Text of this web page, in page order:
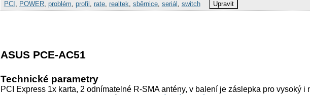
PCI
POWER, problém profil rate, realtek sběrnice, seriál switch Upravit
ASUS PCE-AC51
Technické parametry
PCI Express 1x karta, 2 odnímatelné R-SMA antény, v balení je záslepka pro vysoký i